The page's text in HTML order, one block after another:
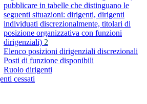
pubblicare in tabelle che distinguano le
seguenti situazioni: dirigenti, dirigenti
individuati discrezionalmente, titolari di
posizione organizzativa con funzioni
dirigenziali) 2
Elenco posizioni dirigenziali discrezionali
Posti di funzione disponibili
Ruolo dirigenti
cessati